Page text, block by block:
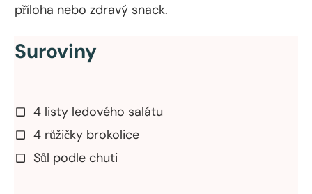
příloha nebo zdravý snack.
Suroviny
4 listy ledového salátu
4 růžičky brokolice
Sůl podle chuti